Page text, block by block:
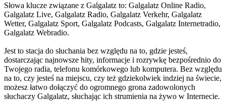
Słowa klucze związane z Galgalatz to: Galgalatz Online Radio,
Galgalatz Live, Galgalatz Radio, Galgalatz Verkehr, Galgalatz
Wetter, Galgalatz Sport, Galgalatz Podcasts, Galgalatz Internetradio,
Galgalatz Webradio.
Jest to stacja do słuchania bez względu na to, gdzie jesteś,
dostarczając najnowsze hity, informacje i rozrywkę bezpośrednio do
Twojego radia, telefonu komórkowego lub komputera. Bez względu
na to, czy jesteś na miejscu, czy też gdziekolwiek indziej na świecie,
możesz łatwo dołączyć do ogromnego grona zadowolonych
słuchaczy Galgalatz, słuchając ich strumienia na żywo w Internecie.